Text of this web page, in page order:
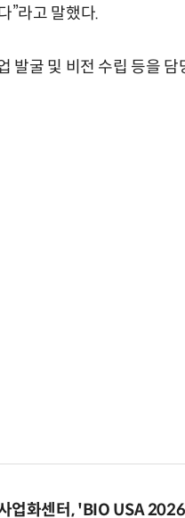
”라고 말했다.
발굴 및 비전 수립 등을
업화센터, 'BIO USA